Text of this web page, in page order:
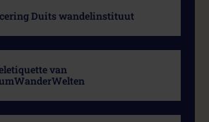
Duits wandelinstituut
van